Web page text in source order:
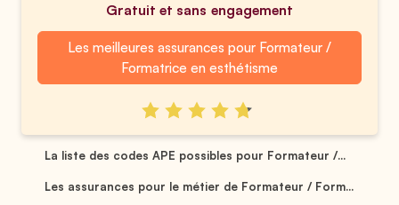
Gratuit et sans engagement
Les meilleures assurances pour Formateur /
Formatrice en esthétisme
La liste des codes APE possibles pour Formateur /...
Les assurances pour le métier de Formateur / Form...